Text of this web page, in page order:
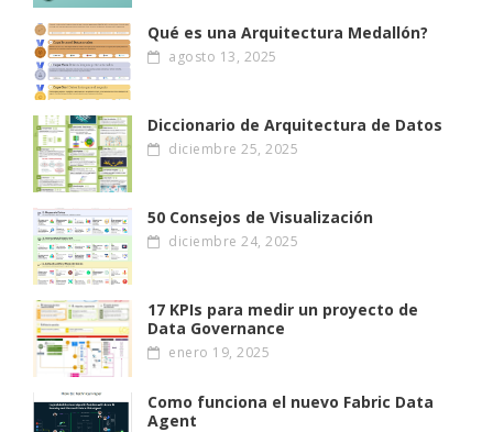
Qué es una Arquitectura Medallón?
agosto 13, 2025
Diccionario de Arquitectura de Datos
diciembre 25, 2025
50 Consejos de Visualización
diciembre 24, 2025
17 KPIs para medir un proyecto de
Data Governance
enero 19, 2025
Como funciona el nuevo Fabric Data
Agent